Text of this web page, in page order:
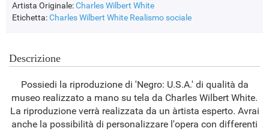
Artista Originale:Charles Wilbert White
Etichetta:Charles Wilbert White Realismo sociale
Descrizione
Possiedi la riproduzione di 'Negro: U.S.A.' di qualità da
museo realizzato a mano su tela da Charles Wilbert White.
La riproduzione verrà realizzata da un àrtista esperto. Avrai
anche la possibilità di personalizzare l'opera con differenti